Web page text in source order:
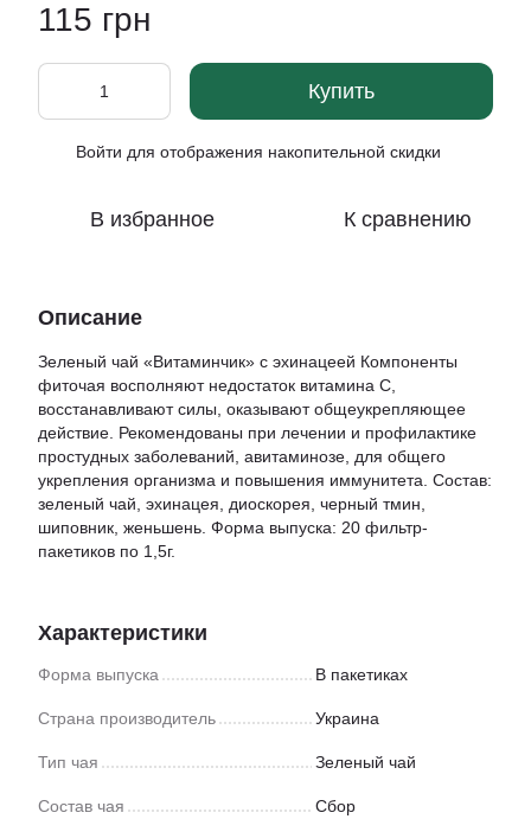
115 грн
Купить
Войти для отображения накопительной скидки
В избранное К сравнению
Описание
Зеленый чай «Витаминчик» с эхинацеей Компоненты
фиточая восполняют недостаток витамина С,
восстанавливают силы, оказывают общеукрепляющее
действие. Рекомендованы при лечении и профилактике
простудных заболеваний, авитаминозе, для общего
укрепления организма и повышения иммунитета. Состав:
зеленый чай, эхинацея, диоскорея, черный тмин,
шиповник, женьшень. Форма выпуска: 20 фильтр-
пакетиков по 1,5г.
Характеристики
Форма выпуска В пакетиках
Страна производитель Украина
Тип чая Зеленый чай
Состав чая Сбор